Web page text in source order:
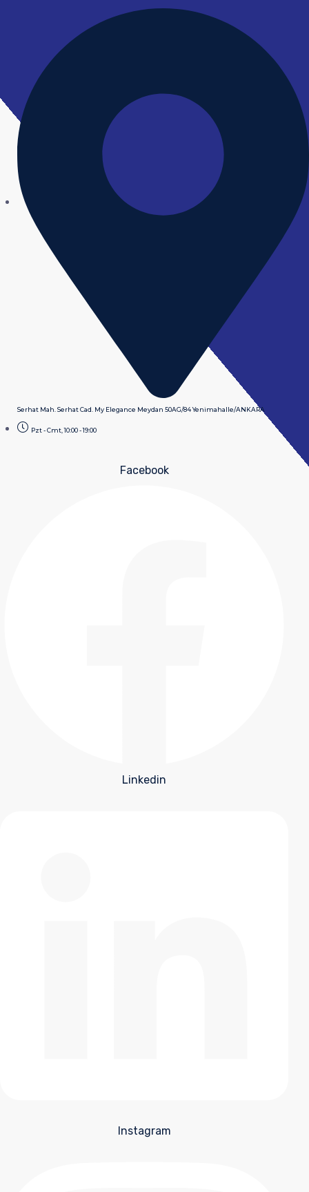
Serhat Mah. Serhat Cad. My Elegance Meydan 50AG/84 Yenimahalle/ANKARA
Pzt - Cmt, 10:00 - 19:00
Facebook
Linkedin
Instagram